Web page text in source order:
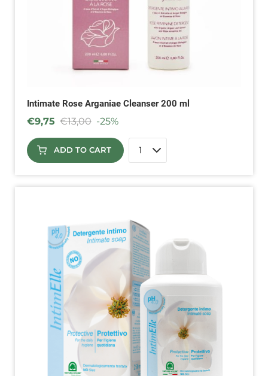
Intimate Rose Arganiae Cleanser 200 ml
€9,75 €13,00 -25%
ADD TO CART